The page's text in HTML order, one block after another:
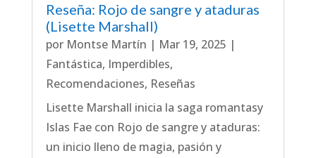
Reseña: Rojo de sangre y ataduras
(Lisette Marshall)
por Montse Martín | Mar 19, 2025 |
Fantástica, Imperdibles,
Recomendaciones, Reseñas
Lisette Marshall inicia la saga romantasy
Islas Fae con Rojo de sangre y ataduras:
un inicio lleno de magia, pasión y